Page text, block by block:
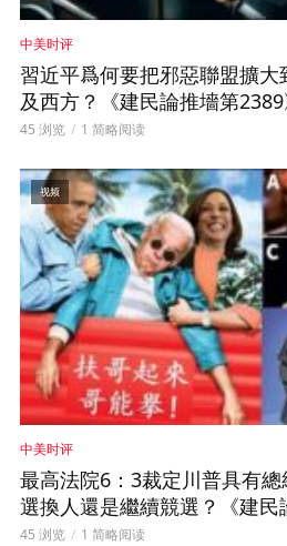
中美时评
習近平爲何要把邪惡聯盟擴
及西方？《建民論推墻第2389
45 浏览 1 简略阅读
视频
中美时评
最高法院6：3裁定川普具有
選換人還是繼續競選？《建民
45 浏览 1 简略阅读